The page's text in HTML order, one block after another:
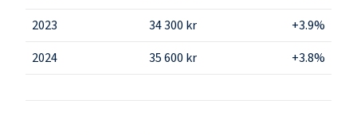
2023
34 300 kr
+3.9%
2024
35 600 kr +3.8%